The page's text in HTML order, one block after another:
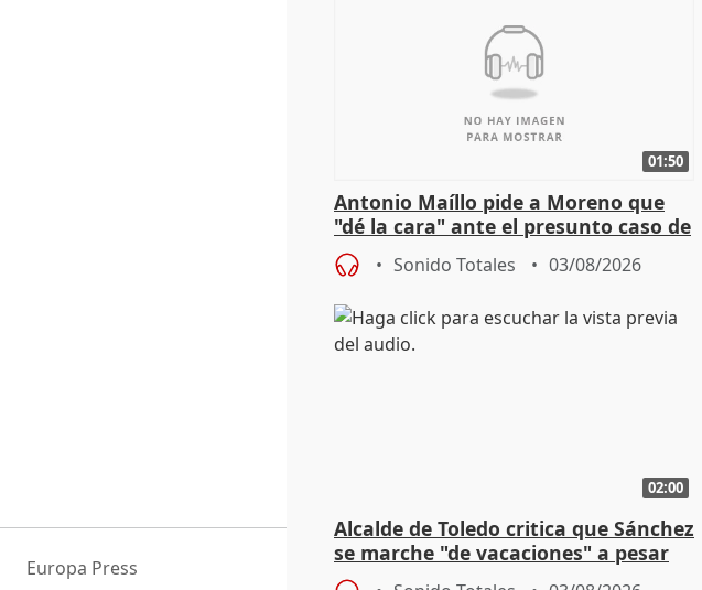
Europa Press
01:50
Antonio Maíllo pide a Moreno que
"dé la cara" ante el presunto caso de
acoso del CEO de ADM
Sonido Totales 03/08/2026
02:00
Alcalde de Toledo critica que Sánchez
se marche "de vacaciones" a pesar
de la crisis migratoria